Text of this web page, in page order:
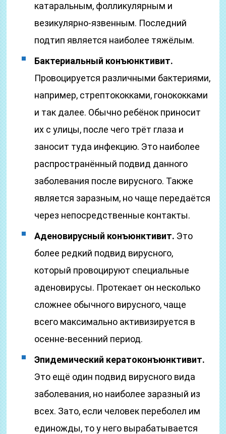
катаральным, фолликулярным и
везикулярно-язвенным. Последний
подтип является наиболее тяжёлым.
Бактериальный конъюнктивит.
Провоцируется различными бактериями,
например, стрептококками, гонококками
и так далее. Обычно ребёнок приносит
их с улицы, после чего трёт глаза и
заносит туда инфекцию. Это наиболее
распространённый подвид данного
заболевания после вирусного. Также
является заразным, но чаще передаётся
через непосредственные контакты.
Аденовирусный конъюнктивит. Это
более редкий подвид вирусного,
который провоцируют специальные
аденовирусы. Протекает он несколько
сложнее обычного вирусного, чаще
всего максимально активизируется в
осенне-весенний период.
Эпидемический кератоконъюнктивит.
Это ещё один подвид вирусного вида
заболевания, но наиболее заразный из
всех. Зато, если человек переболел им
единожды, то у него вырабатывается